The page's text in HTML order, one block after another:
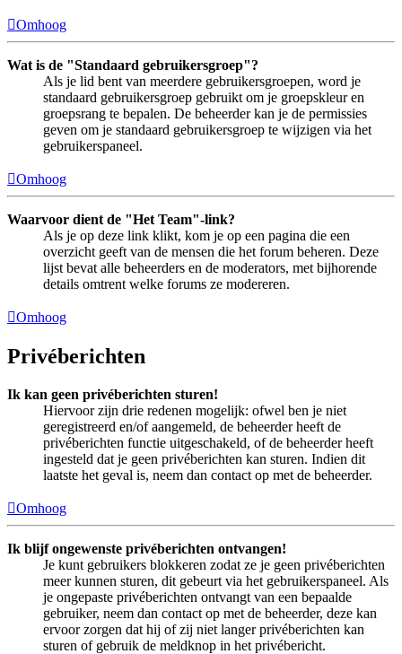
Omhoog
Wat is de "Standaard gebruikersgroep"?
Als je lid bent van meerdere gebruikersgroepen, word je
standaard gebruikersgroep gebruikt om je groepskleur en
groepsrang te bepalen. De beheerder kan je de permissies
geven om je standaard gebruikersgroep te wijzigen via het
gebruikerspaneel.
Omhoog
Waarvoor dient de "Het Team"-link?
Als je op deze link klikt, kom je op een pagina die een
overzicht geeft van de mensen die het forum beheren. Deze
lijst bevat alle beheerders en de moderators, met bijhorende
details omtrent welke forums ze modereren.
Omhoog
Privéberichten
Ik kan geen privéberichten sturen!
Hiervoor zijn drie redenen mogelijk: ofwel ben je niet
geregistreerd en/of aangemeld, de beheerder heeft de
privéberichten functie uitgeschakeld, of de beheerder heeft
ingesteld dat je geen privéberichten kan sturen. Indien dit
laatste het geval is, neem dan contact op met de beheerder.
Omhoog
Ik blijf ongewenste privéberichten ontvangen!
Je kunt gebruikers blokkeren zodat ze je geen privéberichten
meer kunnen sturen, dit gebeurt via het gebruikerspaneel. Als
je ongepaste privéberichten ontvangt van een bepaalde
gebruiker, neem dan contact op met de beheerder, deze kan
ervoor zorgen dat hij of zij niet langer privéberichten kan
sturen of gebruik de meldknop in het privébericht.